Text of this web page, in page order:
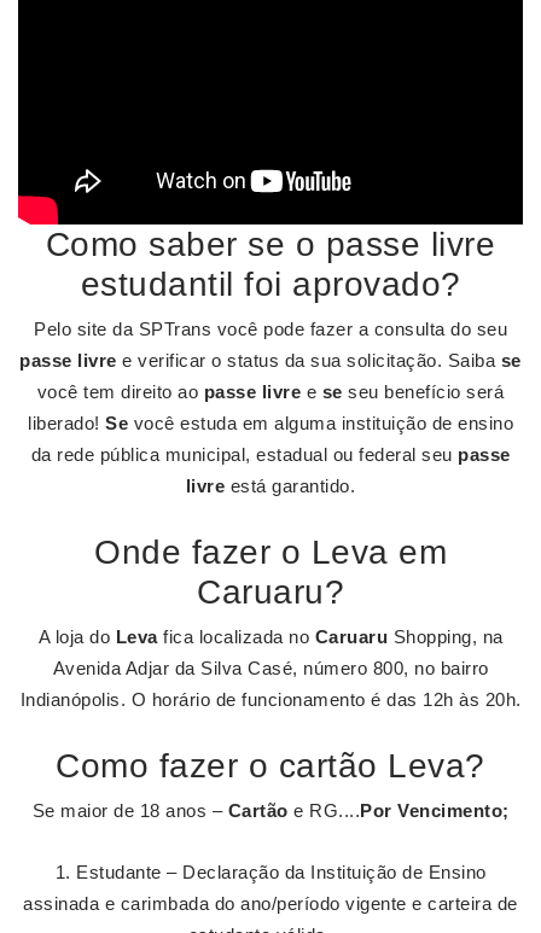
Como saber se o passe livre
estudantil foi aprovado?
Pelo site da SPTrans você pode fazer a consulta do seu
passe livre e verificar o status da sua solicitação. Saiba se
você tem direito ao passe livre e se seu benefício será
liberado! Se você estuda em alguma instituição de ensino
da rede pública municipal, estadual ou federal seu passe
livre está garantido.
Onde fazer o Leva em
Caruaru?
A loja do Levafica localizada no Caruaru Shopping, na
Avenida Adjar da Silva Casé, número 800, no bairro
Indianópolis. O horário de funcionamento é das 12h às 20h.
Como fazer o cartão Leva?
Se maior de 18 anos – Cartão e RG....Por Vencimento;
Estudante – Declaração da Instituição de Ensino
assinada e carimbada do ano/período vigente e carteira de